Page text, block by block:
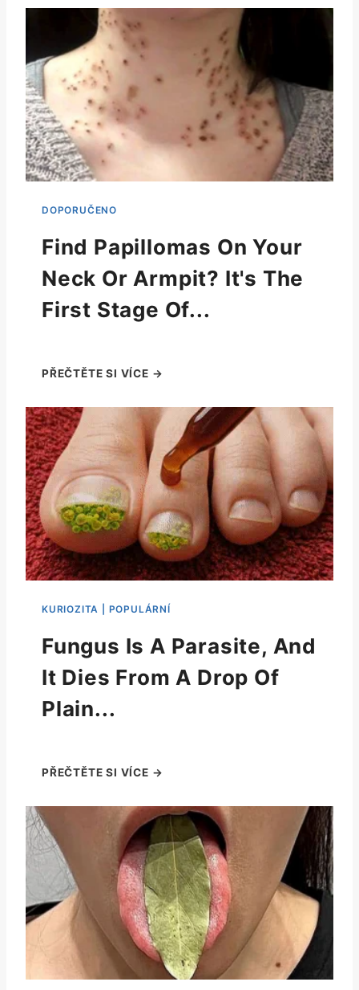
Find Papillomas On Your
Neck Or Armpit? It's The
First Stage Of...
Fungus Is A Parasite, And
It Dies From A Drop Of
Plain...